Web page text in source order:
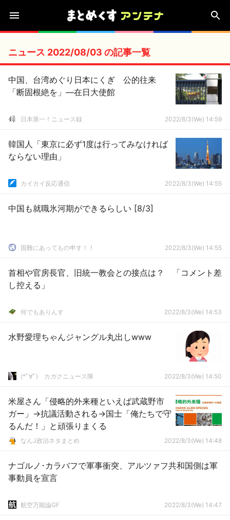
ニュース 2022/08/03 の記事一覧
中国、台湾めぐり日本にくぎ 公的往来
「断固根絶を」―在日大使館
日本第一！ニュース録 2022/8/3(We) 14:59
韓国人「東京に必ず1度は行ってみなければ
ならない理由」
カイカイ反応通信 2022/8/3(We) 14:55
中国も就職氷河期ができるらしい [8/3]
国難にあってもの申す！！ 2022/8/3(We) 14:55
首相や官房長官、旧統一教会との接点は？ 「コメント差
し控える」
何でもありんす 2022/8/3(We) 14:53
水野愛理ちゃんジャングル丸出しwww
(*ﾟ∀ﾟ)ゞカガクニュース隊 2022/8/3(We) 14:50
米屋さん「侵略的外来種といえば武蔵野市
ガー」→抗議活動される→国士「俺たちで守
るんだ！」と頑張りまくる
なんJ政治ネタまとめ 2022/8/3(We) 14:48
ナゴルノ･カラバフで軍事衝突、アルツァフ共和国側は軍
事動員を宣言
航空万能論GF 2022/8/3(We) 14:47